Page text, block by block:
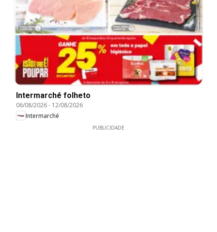
Intermarché folheto
06/08/2026- 12/08/2026
Intermarché
PUBLICIDADE